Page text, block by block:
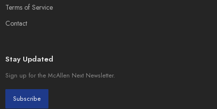
Terms of Service
Contact
Stay Updated
Sign up for the McAllen Next Newsletter.
Subscribe